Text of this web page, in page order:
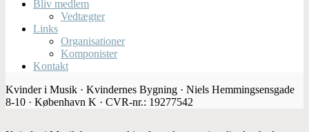
Bliv medlem
Vedtægter
Links
Organisationer
Komponister
Kontakt
Kvinder i Musik · Kvindernes Bygning · Niels Hemmingsensgade
8-10 · København K · CVR-nr.: 19277542